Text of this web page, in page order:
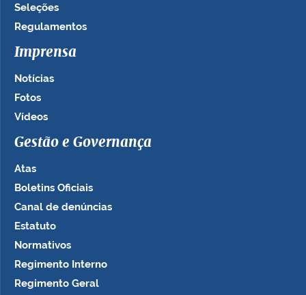
Seleções
Regulamentos
Imprensa
Notícias
Fotos
Vídeos
Gestão e Governança
Atas
Boletins Oficiais
Canal de denúncias
Estatuto
Normativos
Regimento Interno
Regimento Geral